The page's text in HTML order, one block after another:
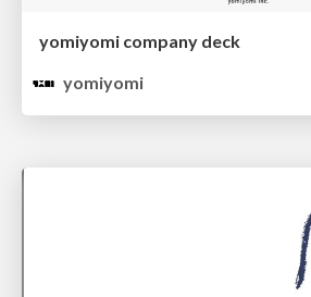
yomiyomi company deck
yomiyomi